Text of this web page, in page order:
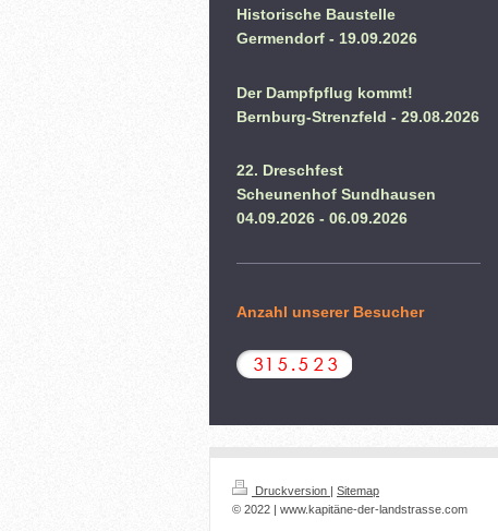
Historische Baustelle
Germendorf - 19.09.2026
Der Dampfpflug kommt!
Bernburg-Strenzfeld - 29.08.2026
22. Dreschfest
Scheunenhof Sundhausen
04.09.2026 - 06.09.2026
Anzahl unserer Besucher
Druckversion | Sitemap
© 2022 | www.kapitäne-der-landstrasse.com